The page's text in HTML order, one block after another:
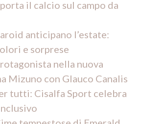
il calcio sul campo da
anticipano l’estate:
e sorprese
nella nuova
Mizuno con Glauco Canalis
tutti: Cisalfa Sport celebra